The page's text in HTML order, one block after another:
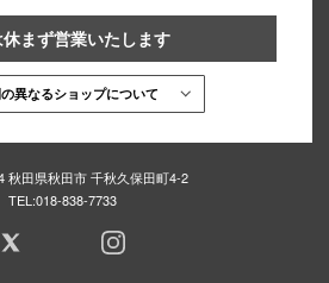
まず営業いたします
異なるショップについて
秋田県秋田市 千秋久保田町4-2
TEL:018-838-7733